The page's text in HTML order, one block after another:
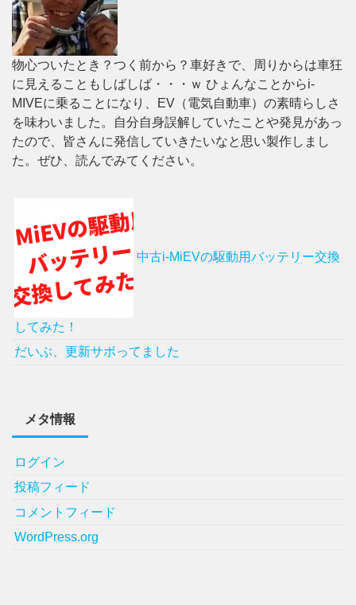
物心ついたとき？つく前から？車好きで、周りからは車狂
に見えることもしばしば・・・ｗ ひょんなことからi-
MIVEに乗ることになり、EV（電気自動車）の素晴らしさ
を味わいました。自分自身誤解していたことや発見があっ
たので、皆さんに発信していきたいなと思い製作しまし
た。ぜひ、読んでみてください。
中古i-MiEVの駆動用バッテリー交換
してみた！
だいぶ、更新サボってました
メタ情報
ログイン
投稿フィード
コメントフィード
WordPress.org